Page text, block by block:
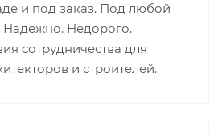
и под заказ. Под любой
Надежно. Недорого.
сотрудничества для
и строителей.